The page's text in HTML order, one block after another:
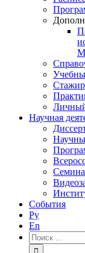
Научная
События
Ру
En
Результат
поиска: